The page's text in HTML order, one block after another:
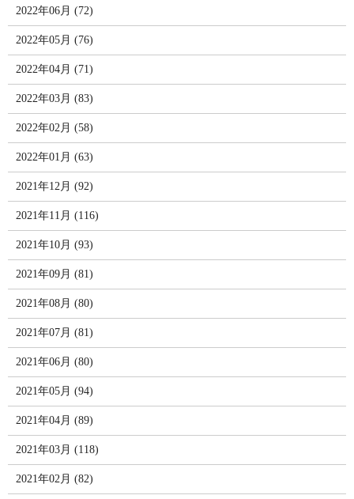
2022年06月 (72)
2022年05月 (76)
2022年04月 (71)
2022年03月 (83)
2022年02月 (58)
2022年01月 (63)
2021年12月 (92)
2021年11月 (116)
2021年10月 (93)
2021年09月 (81)
2021年08月 (80)
2021年07月 (81)
2021年06月 (80)
2021年05月 (94)
2021年04月 (89)
2021年03月 (118)
2021年02月 (82)